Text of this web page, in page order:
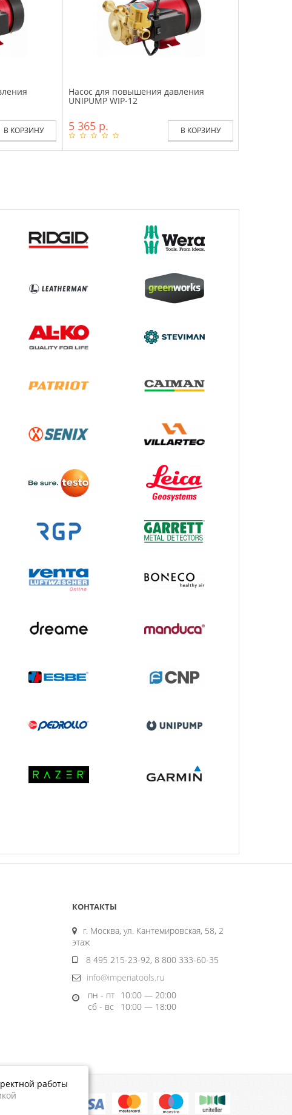
В КОРЗИНУ
Насос для повышения давления
UNIPUMP WIP-12
5 365 р. В КОРЗИНУ
КОНТАКТЫ
г. Москва, ул. Кантемировская, 58, 2
этаж
8 495 215-23-92, 8 800 333-60-35
info@imperiatools.ru
пн - пт
10:00 — 20:00
сб - вс
10:00 — 18:00
работы